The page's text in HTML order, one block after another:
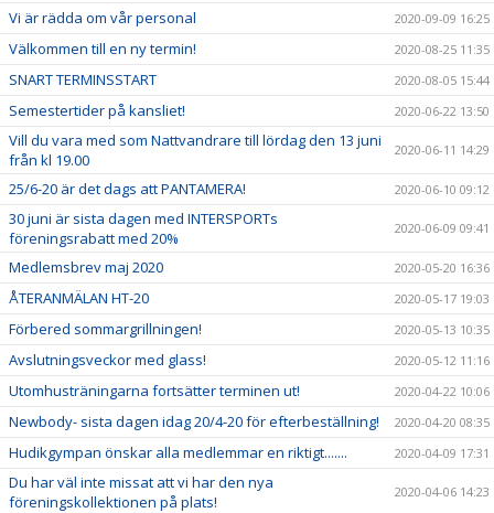
Vi är rädda om vår personal 2020-09-09 16:25
Välkommen till en ny termin! 2020-08-25 11:35
SNART TERMINSSTART 2020-08-05 15:44
Semestertider på kansliet! 2020-06-22 13:50
Vill du vara med som Nattvandrare till lördag den 13 juni
från kl 19.00
2020-06-11 14:29
25/6-20 är det dags att PANTAMERA! 2020-06-10 09:12
30 juni är sista dagen med INTERSPORTs
föreningsrabatt med 20%
2020-06-09 09:41
Medlemsbrev maj 2020 2020-05-20 16:36
ÅTERANMÄLAN HT-20 2020-05-17 19:03
Förbered sommargrillningen! 2020-05-13 10:35
Avslutningsveckor med glass! 2020-05-12 11:16
Utomhusträningarna fortsätter terminen ut! 2020-04-22 10:06
Newbody- sista dagen idag 20/4-20 för efterbeställning! 2020-04-20 08:35
Hudikgympan önskar alla medlemmar en riktigt....... 2020-04-09 17:31
Du har väl inte missat att vi har den nya
föreningskollektionen på plats!
2020-04-06 14:23